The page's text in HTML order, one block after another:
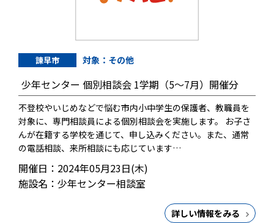
諫早市 対象：その他
少年センター 個別相談会 1学期（5～7月）開催分
不登校やいじめなどで悩む市内小中学生の保護者、教職員を
対象に、専門相談員による個別相談会を実施します。 お子さ
んが在籍する学校を通じて、申し込みください。また、通常
の電話相談、来所相談にも応じています…
開催日：2024年05月23日(木)
施設名：少年センター相談室
詳しい情報をみる